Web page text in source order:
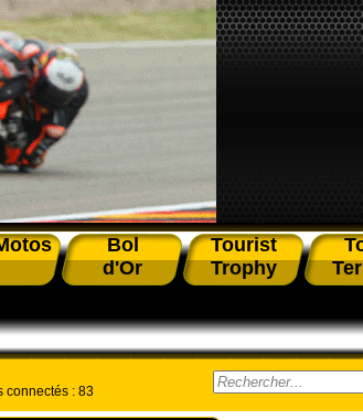
Bol
d'Or
Tourist
Trophy
connectés : 83